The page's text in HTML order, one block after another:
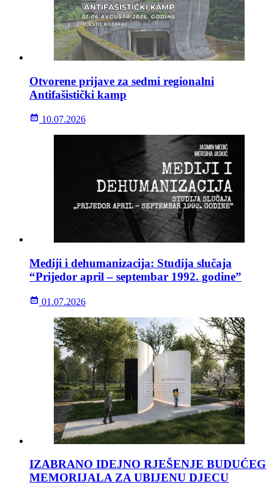
Otvorene prijave za sedmi regionalni
Antifašistički kamp
10.07.2026
Mediji i dehumanizacija: Studija slučaja
“Prijedor april – septembar 1992. godine”
01.07.2026
IZABRANO IDEJNO RJEŠENJE BUDUĆEG
MEMORIJALA ZA UBIJENU DJECU